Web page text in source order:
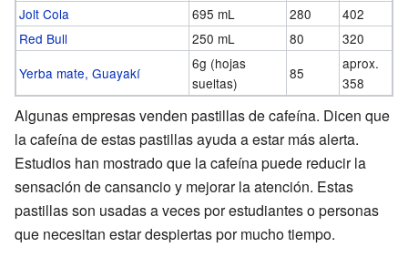
Jolt Cola
695 mL 280
402
Red Bull
250 mL 80
320
Yerba mate, Guayakí
6g (hojas
sueltas)
85
aprox.
358
Algunas empresas venden pastillas de cafeína. Dicen que
la cafeína de estas pastillas ayuda a estar más alerta.
Estudios han mostrado que la cafeína puede reducir la
sensación de cansancio y mejorar la atención. Estas
pastillas son usadas a veces por estudiantes o personas
que necesitan estar despiertas por mucho tiempo.